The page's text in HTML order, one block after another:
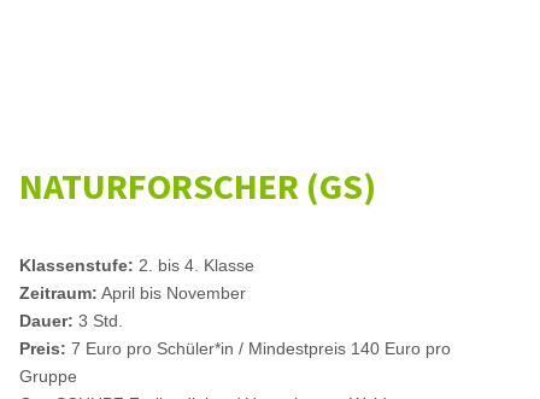
NATURFORSCHER (GS)
Klassenstufe: 2. bis 4. Klasse
Zeitraum: April bis November
Dauer: 3 Std.
Preis: 7 Euro pro Schüler*in / Mindestpreis 140 Euro pro
Gruppe